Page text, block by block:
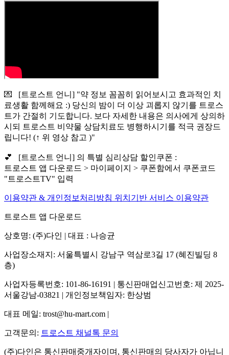
💌 [트로스트 언니] "약 정보 꼼꼼히 읽어보시고 효과적인 치
료생활 함께해요 :) 당신의 밤이 더 이상 괴롭지 않기를 트로스
트가 간절히 기도합니다. 보다 자세한 내용은 의사에게 상의하
시되 트로스트 비약물 상담치료도 병행하시기를 적극 권장드
립니다! (↑ 위 영상 참고 )"
💕 [트로스트 언니] 의 특별 심리상담 할인쿠폰 :
트로스트 앱 다운로드 > 마이페이지 > 쿠폰함에서 쿠폰코드
"트로스트TV" 입력
이용약관 & 개인정보처리방침 위치기반 서비스 이용약관
트로스트 앱 다운로드
상호명: (주)다인 | 대표 : 나승균
사업장소재지: 서울특별시 강남구 역삼로3길 17 (혜진빌딩 8
층)
사업자등록번호: 101-86-16191 | 통신판매업신고번호: 제 2025-
서울강남-03821 | 개인정보책임자: 한상범
대표 메일: trost@hu-mart.com |
고객문의: 트로스트 채널톡 문의
(주)다인은 통신판매중개자이며, 통신판매의 당사자가 아닙니